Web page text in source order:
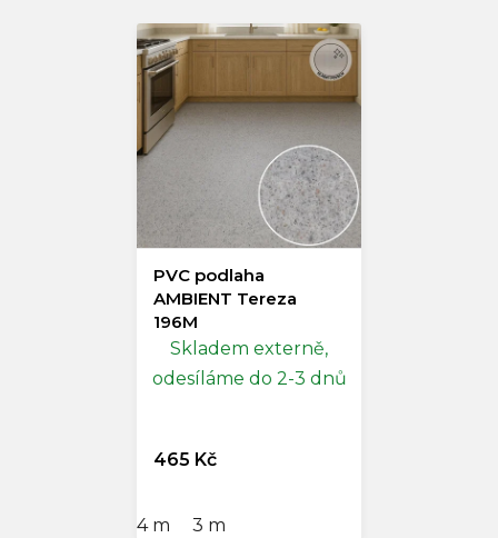
PVC podlaha
AMBIENT Tereza
196M
Skladem externě,
odesíláme do 2-3 dnů
465 Kč
4 m 3 m